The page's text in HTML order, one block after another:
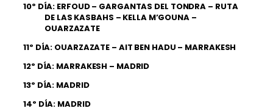
10º DÍA: ERFOUD – GARGANTAS DEL TONDRA – RUTA
DE LAS KASBAHS – KELLA M’GOUNA –
OUARZAZATE
11º DÍA: OUARZAZATE – AIT BEN HADU – MARRAKESH
12º DÍA: MARRAKESH – MADRID
13º DÍA: MADRID
14º DÍA: MADRID